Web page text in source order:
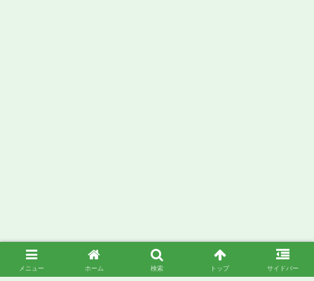
メニュー ホーム 検索 トップ サイドバー